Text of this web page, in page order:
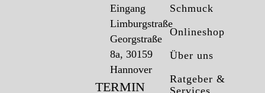
Schmuck
Onlineshop
Über uns
Ratgeber &
Eingang
Limburgstraße
Georgstraße
8a, 30159
Hannover
TERMIN